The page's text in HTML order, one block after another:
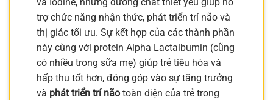
và Iodine, những dưỡng chất thiết yếu giúp hỗ
trợ chức năng nhận thức, phát triển trí não và
thị giác tối ưu. Sự kết hợp của các thành phần
này cùng với protein Alpha Lactalbumin (cũng
có nhiều trong sữa mẹ) giúp trẻ tiêu hóa và
hấp thu tốt hơn, đóng góp vào sự tăng trưởng
và phát triển trí não toàn diện của trẻ trong